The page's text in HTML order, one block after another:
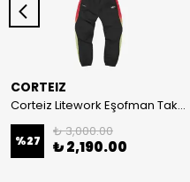
CORTEIZ
Corteiz Litework Eşofman Takımı
%27
₺ 3,000.00
₺ 2,190.00